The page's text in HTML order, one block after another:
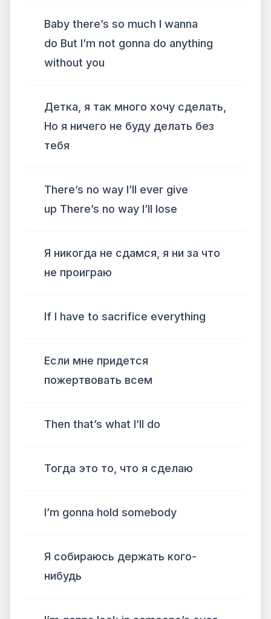
Baby there’s so much I wanna
do But I’m not gonna do anything
without you
Детка, я так много хочу сделать,
Но я ничего не буду делать без
тебя
There’s no way I’ll ever give
up There’s no way I’ll lose
Я никогда не сдамся, я ни за что
не проиграю
If I have to sacrifice everything
Если мне придется
пожертвовать всем
Then that’s what I’ll do
Тогда это то, что я сделаю
I’m gonna hold somebody
Я собираюсь держать кого-
нибудь